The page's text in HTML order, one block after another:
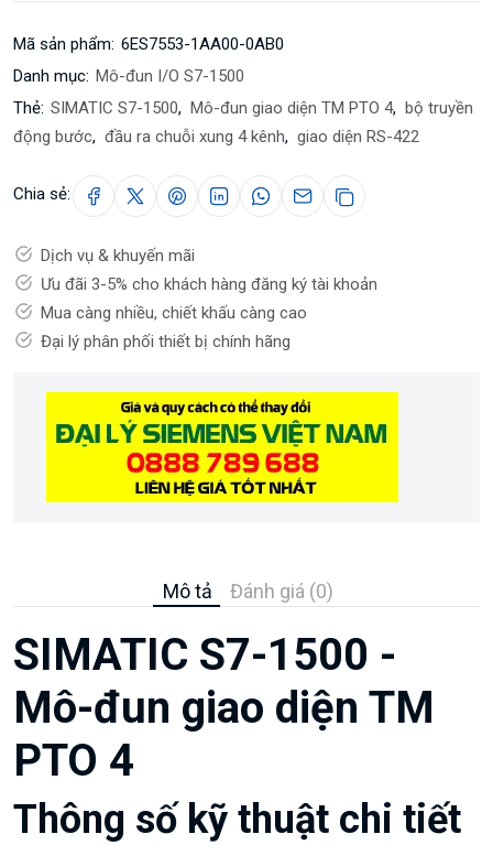
Mã sản phẩm: 6ES7553-1AA00-0AB0
Danh mục: Mô-đun I/O S7-1500
Thẻ: SIMATIC S7-1500, Mô-đun giao diện TM PTO 4, bộ truyền
động bước, đầu ra chuỗi xung 4 kênh, giao diện RS-422
Chia sẻ:
Dịch vụ & khuyến mãi
Ưu đãi 3-5% cho khách hàng đăng ký tài khoản
Mua càng nhiều, chiết khấu càng cao
Đại lý phân phối thiết bị chính hãng
Mô tả Đánh giá (0)
SIMATIC S7-1500 -
Mô-đun giao diện TM
PTO 4
Thông số kỹ thuật chi tiết